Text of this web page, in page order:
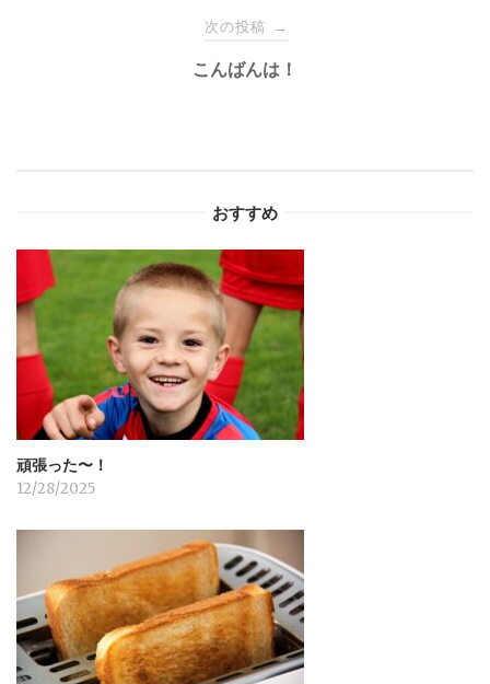
シ
ョ
ン
次の投稿 →
こんばんは！
おすすめ
頑張った〜！
12/28/2025